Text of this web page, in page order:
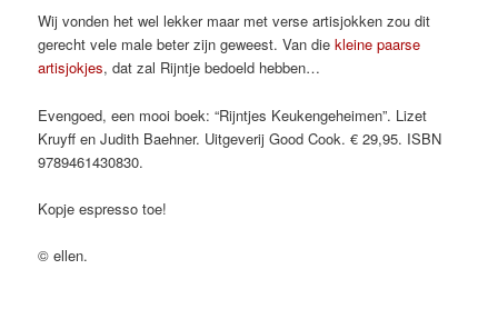
Wij vonden het wel lekker maar met verse artisjokken zou dit
gerecht vele male beter zijn geweest. Van diekleine paarse
artisjokjes, dat zal Rijntje bedoeld hebben…
Evengoed, een mooi boek: “Rijntjes Keukengeheimen”. Lizet
Kruyff en Judith Baehner. Uitgeverij Good Cook. € 29,95. ISBN
9789461430830.
Kopje espresso toe!
© ellen.